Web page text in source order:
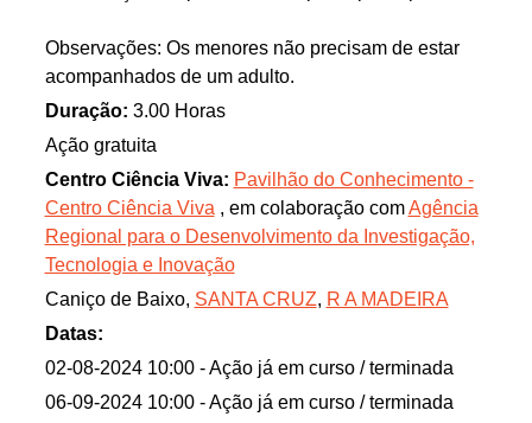
Observações: Os menores não precisam de estar
acompanhados de um adulto.
Duração: 3.00 Horas
Ação gratuita
Centro Ciência Viva: Pavilhão do Conhecimento -
Centro Ciência Viva , em colaboração comAgência
Regional para o Desenvolvimento da Investigação,
Tecnologia e Inovação
Caniço de Baixo, SANTA CRUZ, R A MADEIRA
Datas:
02-08-2024 10:00 - Ação já em curso / terminada
06-09-2024 10:00 - Ação já em curso / terminada